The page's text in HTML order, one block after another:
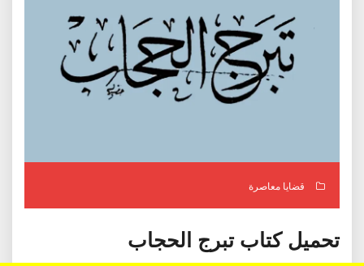
قضايا معاصرة
تحميل كتاب تبرج الحجاب